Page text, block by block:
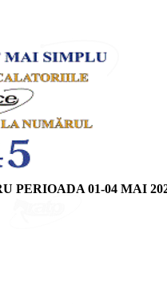
PERIOADA 01-04 MAI